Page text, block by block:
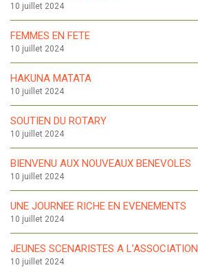
10 juillet 2024
FEMMES EN FETE
10 juillet 2024
HAKUNA MATATA
10 juillet 2024
SOUTIEN DU ROTARY
10 juillet 2024
BIENVENU AUX NOUVEAUX BENEVOLES
10 juillet 2024
UNE JOURNEE RICHE EN EVENEMENTS
10 juillet 2024
JEUNES SCENARISTES A L’ASSOCIATION
10 juillet 2024